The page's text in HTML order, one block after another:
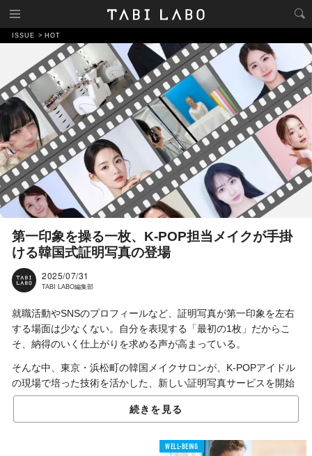
ISSUE HOT
第一印象を操る一枚、K-POP担当メイクが手掛
ける韓国式証明写真の登場
2025/07/31
TABI LABO編集部
就職活動やSNSのプロフィールなど、証明写真が第一印象を左右
する場面は少なくない。自分を表現する「最初の1枚」だからこ
そ、納得のいく仕上がりを求める声が高まっている。
そんな中、東京・浜松町の韓国メイクサロンが、K-POPアイドル
の現場で培った技術を活かした、新しい証明写真サービスを開始
した。
K-POPの輝きを、あなたの一枚に
続きを見る
WELL-BEING